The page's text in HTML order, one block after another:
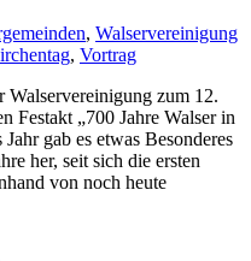
, Walservereinigung
, Vortrag
zum 12.
Festakt „700 Jahre Walser in
gab es etwas Besonderes
her, seit sich die ersten
von noch heute